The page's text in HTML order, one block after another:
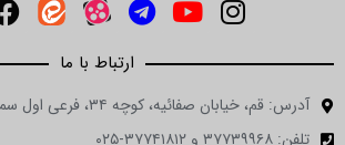
ارتباط با ما
صفائیه، کوچه ۳۴، فرعی اول سمت چپ، پلاک ۳۳